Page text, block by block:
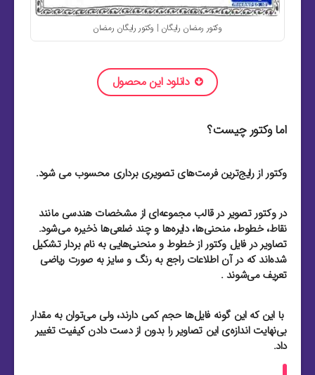
وکتور رمضان رایگان | وکتور رایگان رمضان
دانلود این محصول
اما وکتور چیست؟
وکتور از رایج‌ترین فرمت‌های تصویری برداری محسوب می شود.
در وکتور تصویر در قالب مجموعه‌ای از مشخصات هندسی مانند
نقاط، خطوط، منحنی‌ها، دایره‌ها و چند ضلعی‌ها ذخیره می‌شود.
تصاویر در فایل وکتور از خطوط و منحنی‌هایی به نام بردار تشکیل
شده‌اند که در آن اطلاعات راجع به رنگ و سایز به صورت ریاضی
تعریف می‌شوند .
با این که این گونه فایل‌ها حجم کمی دارند، ولی می‌توان به مقدار
بی‌نهایت اندازه‌ی این تصاویر را بدون از دست دادن کیفیت تغییر
داد.